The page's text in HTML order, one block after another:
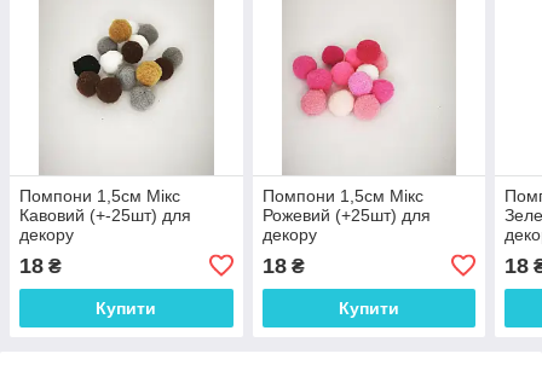
Помпони 1,5см Мікс
Кавовий (+-25шт) для
декору
18 ₴
Купити
Помпони 1,5см Мікс
Рожевий (+25шт) для
декору
18₴
Купити
18